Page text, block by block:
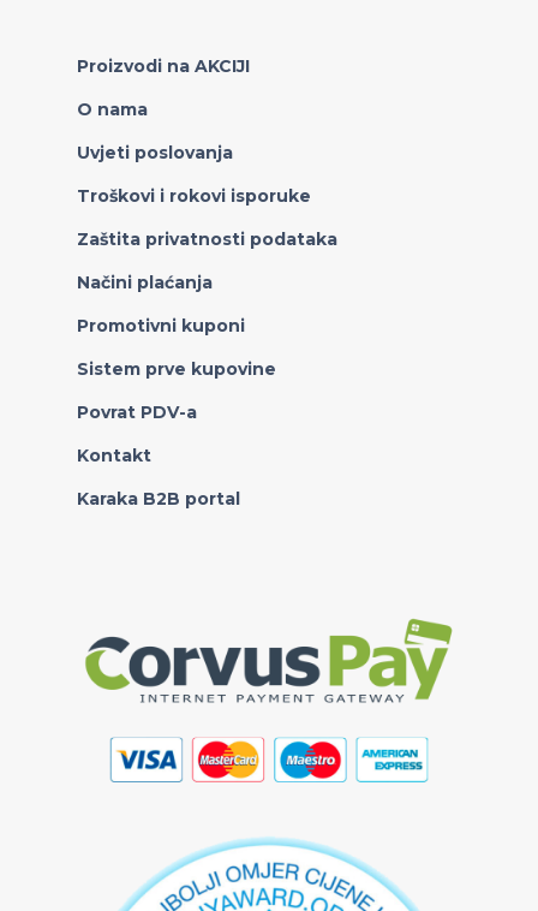
Proizvodi na AKCIJI
O nama
Uvjeti poslovanja
Troškovi i rokovi isporuke
Zaštita privatnosti podataka
Načini plaćanja
Promotivni kuponi
Sistem prve kupovine
Povrat PDV-a
Kontakt
Karaka B2B portal